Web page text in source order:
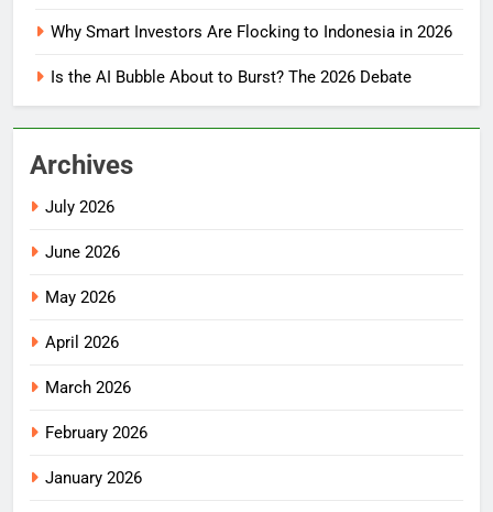
Why Smart Investors Are Flocking to Indonesia in 2026
Is the AI Bubble About to Burst? The 2026 Debate
Archives
July 2026
June 2026
May 2026
April 2026
March 2026
February 2026
January 2026